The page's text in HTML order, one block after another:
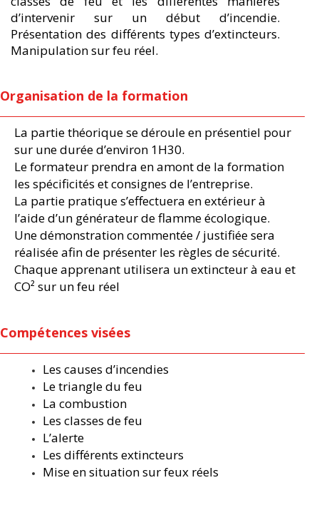
d’intervenir sur un début d’incendie.
Présentation des différents types d’extincteurs.
Manipulation sur feu réel.
Organisation de la formation
La partie théorique se déroule en présentiel pour
sur une durée d’environ 1H30.
Le formateur prendra en amont de la formation
les spécificités et consignes de l’entreprise.
La partie pratique s’effectuera en extérieur à
l’aide d’un générateur de flamme écologique.
Une démonstration commentée / justifiée sera
réalisée afin de présenter les règles de sécurité.
Chaque apprenant utilisera un extincteur à eau et
CO² sur un feu réel
Compétences visées
Les causes d’incendies
Le triangle du feu
La combustion
Les classes de feu
L’alerte
Les différents extincteurs
Mise en situation sur feux réels